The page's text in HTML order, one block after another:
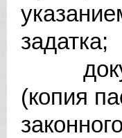
задатка;
(копия